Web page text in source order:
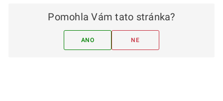
Pomohla Vám tato stránka?
ANO NE